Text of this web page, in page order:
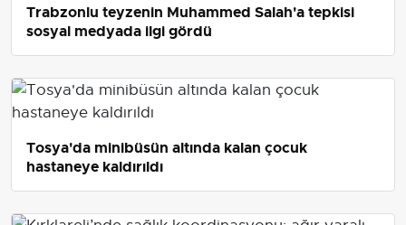
Trabzonlu teyzenin Muhammed Salah'a tepkisi
sosyal medyada ilgi gördü
Tosya'da minibüsün altında kalan çocuk
hastaneye kaldırıldı